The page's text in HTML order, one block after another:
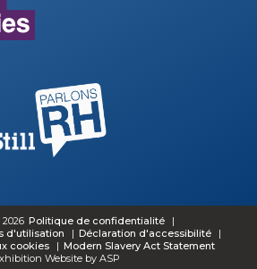
Politique de confidentialité
d'utilisation
Déclaration d'accessibilité
cookies
Modern Slavery Act Statement
Website by ASP